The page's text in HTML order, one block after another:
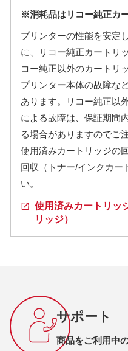
※消耗品はリコー純正カ
プリンターの性能を安定
に、リコー純正カートリ
コー純正以外のカートリ
プリンター本体の故障な
あります。リコー純正以
による故障は、保証期間
る場合がありますのでご
使用済みカートリッジの
回収（トナー/インクカー
い。
使用済みカートリッ
リッジ）
サポート
商品をご利用中